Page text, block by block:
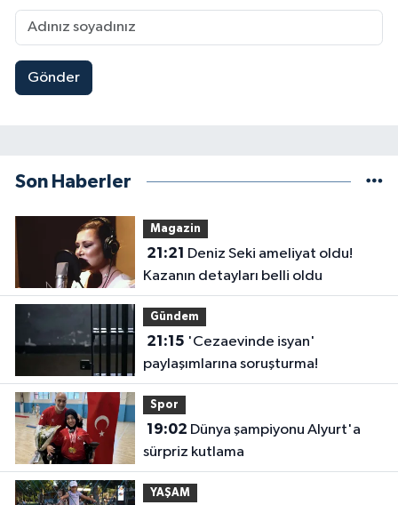
Gönder
Son Haberler
Magazin
21:21
Kazanın detayları belli oldu
Gündem
21:15
paylaşımlarına soruşturma!
Spor
19:02
sürpriz kutlama
YAŞAM